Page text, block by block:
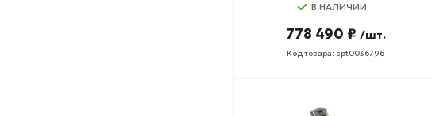
В НАЛИЧИИ
778 490 ₽ /шт.
Код товара: spt0036796